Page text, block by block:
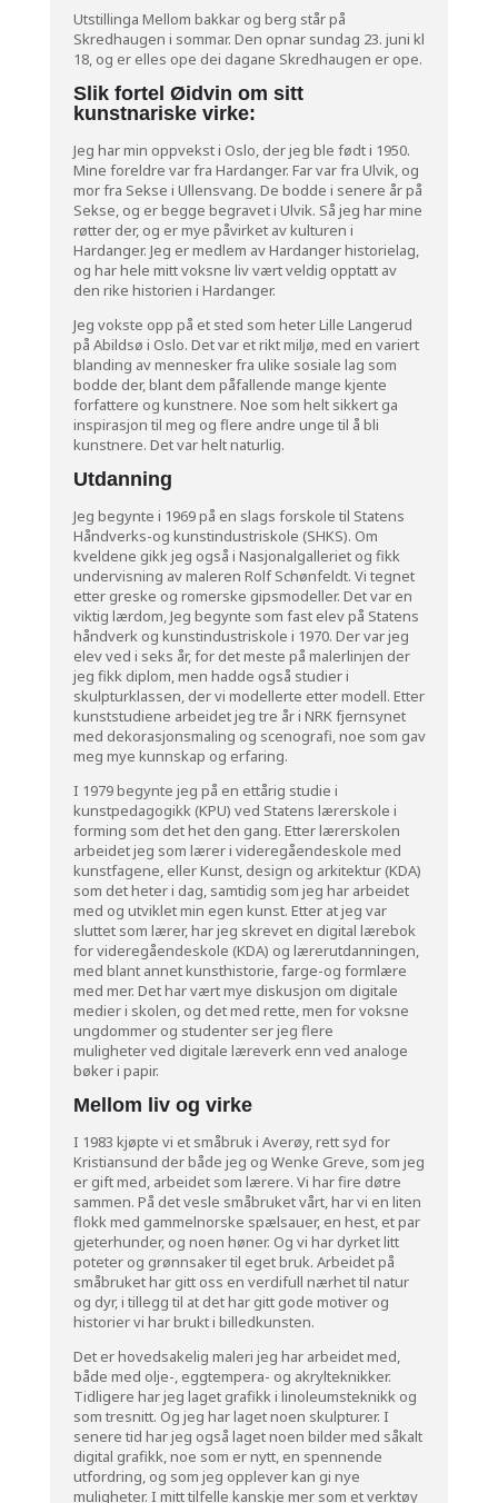
Utstillinga Mellom bakkar og berg står på
Skredhaugen i sommar. Den opnar sundag 23. juni kl
18, og er elles ope dei dagane Skredhaugen er ope.
Slik fortel Øidvin om sitt
kunstnariske virke:
Jeg har min oppvekst i Oslo, der jeg ble født i 1950.
Mine foreldre var fra Hardanger. Far var fra Ulvik, og
mor fra Sekse i Ullensvang. De bodde i senere år på
Sekse, og er begge begravet i Ulvik. Så jeg har mine
røtter der, og er mye påvirket av kulturen i
Hardanger. Jeg er medlem av Hardanger historielag,
og har hele mitt voksne liv vært veldig opptatt av
den rike historien i Hardanger.
Jeg vokste opp på et sted som heter Lille Langerud
på Abildsø i Oslo. Det var et rikt miljø, med en variert
blanding av mennesker fra ulike sosiale lag som
bodde der, blant dem påfallende mange kjente
forfattere og kunstnere. Noe som helt sikkert ga
inspirasjon til meg og flere andre unge til å bli
kunstnere. Det var helt naturlig.
Utdanning
Jeg begynte i 1969 på en slags forskole til Statens
Håndverks-og kunstindustriskole (SHKS). Om
kveldene gikk jeg også i Nasjonalgalleriet og fikk
undervisning av maleren Rolf Schønfeldt. Vi tegnet
etter greske og romerske gipsmodeller. Det var en
viktig lærdom, Jeg begynte som fast elev på Statens
håndverk og kunstindustriskole i 1970. Der var jeg
elev ved i seks år, for det meste på malerlinjen der
jeg fikk diplom, men hadde også studier i
skulpturklassen, der vi modellerte etter modell. Etter
kunststudiene arbeidet jeg tre år i NRK fjernsynet
med dekorasjonsmaling og scenografi, noe som gav
meg mye kunnskap og erfaring.
I 1979 begynte jeg på en ettårig studie i
kunstpedagogikk (KPU) ved Statens lærerskole i
forming som det het den gang. Etter lærerskolen
arbeidet jeg som lærer i videregåendeskole med
kunstfagene, eller Kunst, design og arkitektur (KDA)
som det heter i dag, samtidig som jeg har arbeidet
med og utviklet min egen kunst. Etter at jeg var
sluttet som lærer, har jeg skrevet en digital lærebok
for videregåendeskole (KDA) og lærerutdanningen,
med blant annet kunsthistorie, farge-og formlære
med mer. Det har vært mye diskusjon om digitale
medier i skolen, og det med rette, men for voksne
ungdommer og studenter ser jeg flere
muligheter ved digitale læreverk enn ved analoge
bøker i papir.
Mellom liv og virke
I 1983 kjøpte vi et småbruk i Averøy, rett syd for
Kristiansund der både jeg og Wenke Greve, som jeg
er gift med, arbeidet som lærere. Vi har fire døtre
sammen. På det vesle småbruket vårt, har vi en liten
flokk med gammelnorske spælsauer, en hest, et par
gjeterhunder, og noen høner. Og vi har dyrket litt
poteter og grønnsaker til eget bruk. Arbeidet på
småbruket har gitt oss en verdifull nærhet til natur
og dyr, i tillegg til at det har gitt gode motiver og
historier vi har brukt i billedkunsten.
Det er hovedsakelig maleri jeg har arbeidet med,
både med olje-, eggtempera- og akrylteknikker.
Tidligere har jeg laget grafikk i linoleumsteknikk og
som tresnitt. Og jeg har laget noen skulpturer. I
senere tid har jeg også laget noen bilder med såkalt
digital grafikk, noe som er nytt, en spennende
utfordring, og som jeg opplever kan gi nye
muligheter. I mitt tilfelle kanskje mer som et verktøy